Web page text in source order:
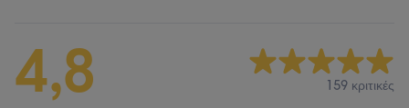
4,8 159 κριτικές